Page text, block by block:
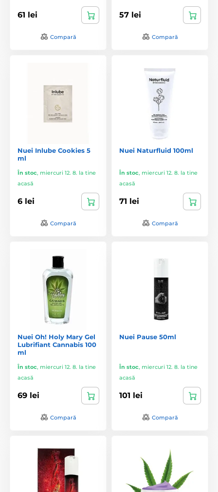
61 lei
Compară
57 lei
Compară
Nuei Inlube Cookies 5
ml
În stoc, miercuri 12. 8. la tine
acasă
6 lei
Compară
Nuei Naturfluid 100ml
În stoc, miercuri 12. 8. la tine
acasă
71 lei
Compară
Nuei Oh! Holy Mary Gel
Lubrifiant Cannabis 100
ml
În stoc, miercuri 12. 8. la tine
acasă
69 lei
Compară
Nuei Pause 50ml
În stoc, miercuri 12. 8. la tine
acasă
101 lei
Compară